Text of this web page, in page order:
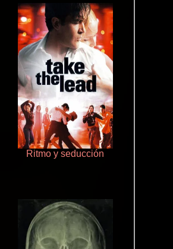
Ritmo y seducción